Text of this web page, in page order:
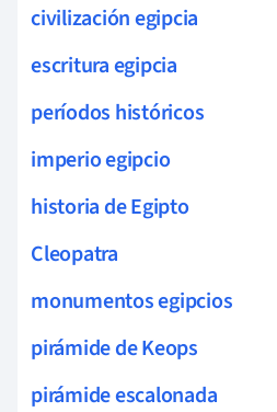
civilización egipcia
escritura egipcia
períodos históricos
imperio egipcio
historia de Egipto
Cleopatra
monumentos egipcios
pirámide de Keops
pirámide escalonada